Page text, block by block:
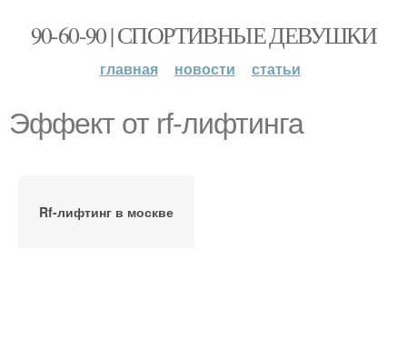
90-60-90 | СПОРТИВНЫЕ ДЕВУШКИ
главная новости статьи
Эффект от rf-лифтинга
Rf-лифтинг в москве